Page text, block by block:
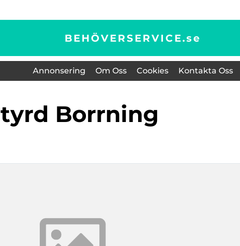
BEHÖVERSERVICE.se
Annonsering Om Oss Cookies Kontakta Oss
Styrd Borrning